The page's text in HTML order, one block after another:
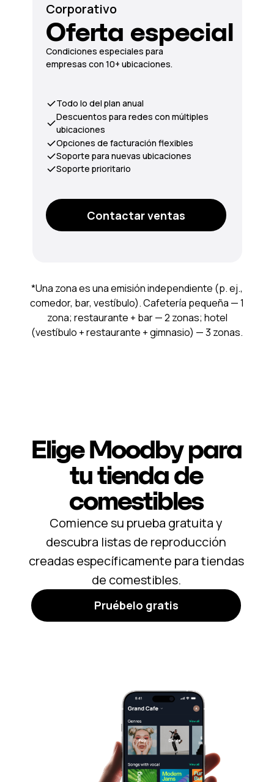
*Una zona es una emisión independiente (p. ej.,
comedor, bar, vestíbulo). Cafetería pequeña — 1
zona; restaurante + bar — 2 zonas; hotel
(vestíbulo + restaurante + gimnasio) — 3 zonas.
Corporativo
Oferta especial
Condiciones especiales para
empresas con 10+ ubicaciones.
Contactar ventas
Todo lo del plan anual
Descuentos para redes con múltiples
ubicaciones
Opciones de facturación flexibles
Soporte para nuevas ubicaciones
Soporte prioritario
Elige Moodby para
tu tienda de
comestibles
Comience su prueba gratuita y
descubra listas de reproducción
creadas específicamente para tiendas
de comestibles.
Pruébelo gratis